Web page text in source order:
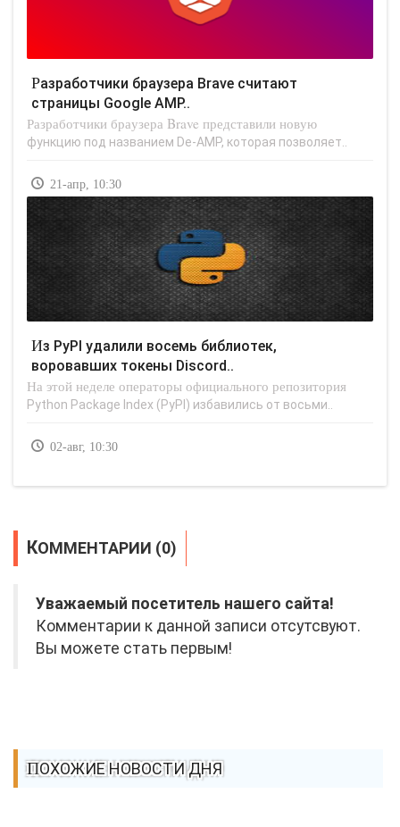
Разработчики браузера Brave считают
страницы Google AMP..
Разработчики браузера Brave представили новую
функцию под названием De-AMP, которая позволяет..
21-апр, 10:30
Из PyPI удалили восемь библиотек,
воровавших токены Discord..
На этой неделе операторы официального репозитория
Python Package Index (PyPI) избавились от восьми..
02-авг, 10:30
КОММЕНТАРИИ (0)
Уважаемый посетитель нашего сайта!
Комментарии к данной записи отсутсвуют.
Вы можете стать первым!
ПОХОЖИЕ НОВОСТИ ДНЯ